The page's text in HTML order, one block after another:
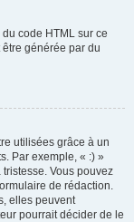
code HTML sur ce
générée par du
utilisées grâce à un
Par exemple, « :) »
Vous pouvez
de rédaction.
elles peuvent
pourrait décider de le